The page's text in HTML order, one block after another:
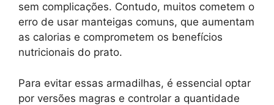
sem complicações. Contudo, muitos cometem o
erro de usar manteigas comuns, que aumentam
as calorias e comprometem os benefícios
nutricionais do prato.
Para evitar essas armadilhas, é essencial optar
por versões magras e controlar a quantidade